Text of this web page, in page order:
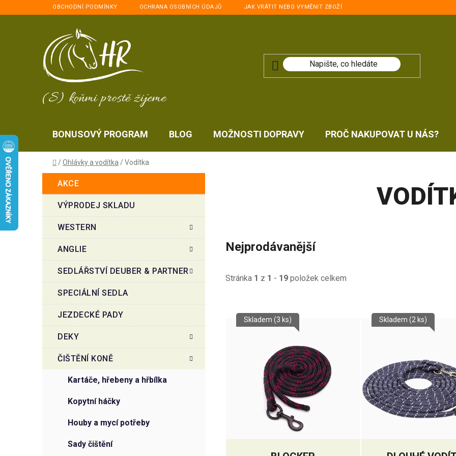
na
OBCHODNÍ PODMÍNKY OCHRANA OSOBNÍCH ÚDAJŮ JAK VRÁTIT NEBO VYMĚNIT ZBOŽÍ
(S) koňmi prostě žijeme
BONUSOVÝ PROGRAM BLOG MOŽNOSTI DOPRAVY PROČ NAKUPOVAT U NÁS?
Domů
/Ohlávky a vodítka /Vodítka
o
t
n
í
n
l
kategorie
AKCE
VÝPRODEJ SKLADU
WESTERN
ANGLIE
SEDLÁŘSTVÍ DEUBER & PARTNER
SPECIÁLNÍ SEDLA
JEZDECKÉ PADY
DEKY
ČIŠTĚNÍ KONĚ
kartáče, hřebeny a hřbílka
kopytní háčky
houby a mycí potřeby
sady čištění
Nejprodávanější
Stránka 1 z 1 - 19 položek celkem
u
Skladem (3 ks) Skladem (2 ks)